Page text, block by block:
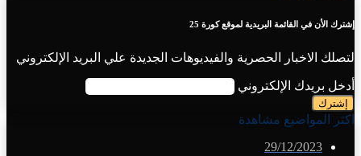
إشترك الأن في القائمة البريدية لموقع كورة 25
لتصلك الاخبار الحصرية والفيديوهات الجديدة علي البريد الإلكتروني
أدخل بريدك الإلكتروني
اكثر المواضيع مشاهدة
29/12/2023